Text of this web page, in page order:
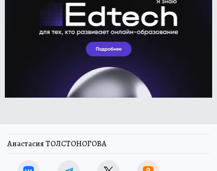
Анастасия ТОЛСТОНОГОВА